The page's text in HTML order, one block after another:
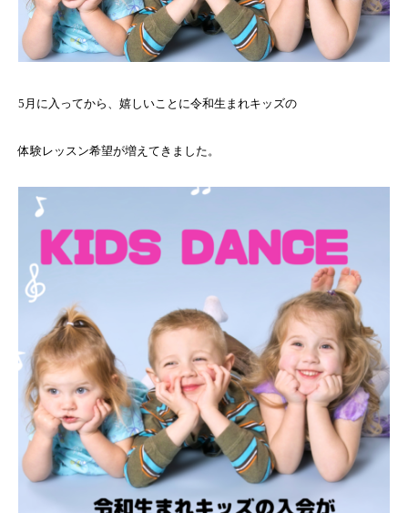
5月に入ってから、嬉しいことに令和生まれキッズの
体験レッスン希望が増えてきました。